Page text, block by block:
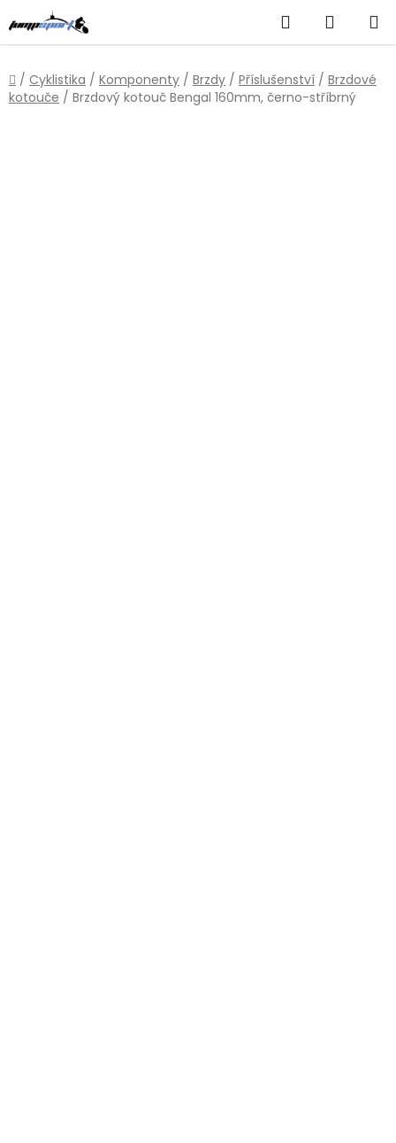
na
obsah
Hledat
KOŠÍK
Domů
/ Cyklistika / Komponenty / Brzdy / Příslušenství / Brzdové
kotouče / Brzdový kotouč Bengal 160mm, černo-stříbrný